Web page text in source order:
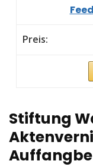
Stiftung